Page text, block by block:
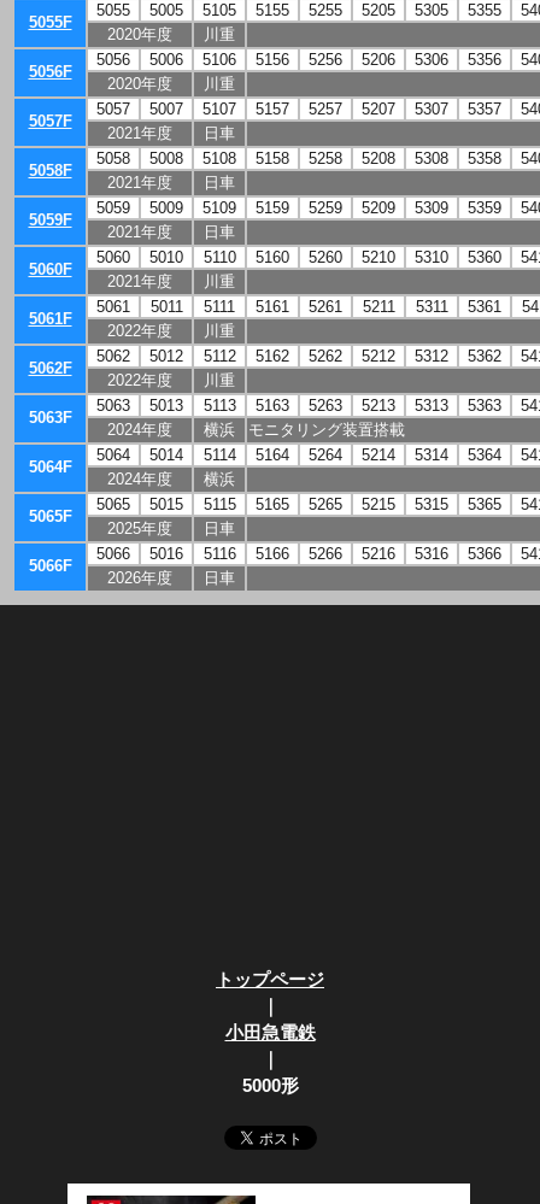
5055F
5055 5005 5105 5155 5255 5205 5305 5355
2020年度
川重
5056F
5056 5006 5106 5156 5256 5206 5306 5356
2020年度
川重
5057F
5057 5007 5107 5157 5257 5207 5307 5357
2021年度
日車
5058F
5058 5008 5108 5158 5258 5208 5308 5358
2021年度
日車
5059F
5059 5009 5109 5159 5259 5209 5309 5359
2021年度
日車
5060F
5060 5010 5110 5160 5260 5210 5310 5360
2021年度
川重
5061F
5061 5011 5111 5161 5261 5211 5311 5361
2022年度
川重
5062F
5062 5012 5112 5162 5262 5212 5312 5362
2022年度
川重
5063F
5063 5013 5113 5163 5263 5213 5313 5363
2024年度
横浜 モニタリング装置搭載
5064F
5064 5014 5114 5164 5264 5214 5314 5364
2024年度
横浜
5065F
5065 5015 5115 5165 5265 5215 5315 5365
2025年度
日車
5066F
5066 5016 5116 5166 5266 5216 5316 5366
2026年度
日車
トップページ
｜
小田急電鉄
｜
5000形